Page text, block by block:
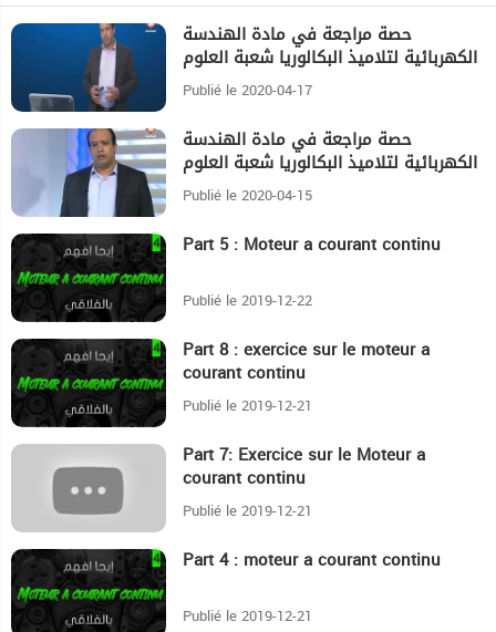
حصة مراجعة في مادة الهندسة
الكهربائية لتلاميذ البكالوريا شعبة العلوم
التقنية الحصة الثانية
Publié le 2020-04-17
حصة مراجعة في مادة الهندسة
الكهربائية لتلاميذ البكالوريا شعبة العلوم
التقنية الحصة الأولى
Publié le 2020-04-15
7:25 Part 5 : Moteur a courant continu
Publié le 2019-12-22
15:16 Part 8 : exercice sur le moteur a
courant continu
Publié le 2019-12-21
Part 7: Exercice sur le Moteur a
courant continu
Publié le 2019-12-21
13:17 Part 4 : moteur a courant continu
Publié le 2019-12-21